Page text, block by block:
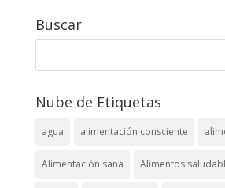
Buscar
Nube de Etiquetas
agua alimentación consciente
Alimentación sana Alimentos